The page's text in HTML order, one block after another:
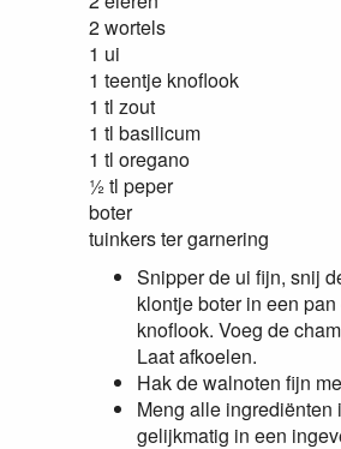
2 wortels
1 ui
1 teentje knoflook
1 tl zout
1 tl basilicum
1 tl oregano
½ tl peper
boter
tuinkers ter garnering
Snipper de ui fijn, snij
klontje boter in een
knoflook. Voeg de
Laat afkoelen.
Hak de walnoten fijn
Meng alle ingrediënten
gelijkmatig in een